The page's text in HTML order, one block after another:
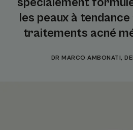
les peaux à
traitements acné
DR MARCO AMBONATI,